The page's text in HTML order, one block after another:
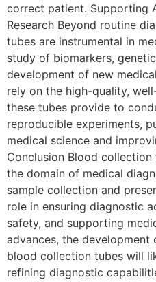
correct patient. Supporting
Research Beyond routine
tubes are instrumental in
study of biomarkers,
development of new
rely on the high-quality,
these tubes provide to
reproducible experiments,
medical science and
Conclusion Blood collection
the domain of medical
sample collection and
role in ensuring diagnostic
safety, and supporting
advances, the development
blood collection tubes will
refining diagnostic